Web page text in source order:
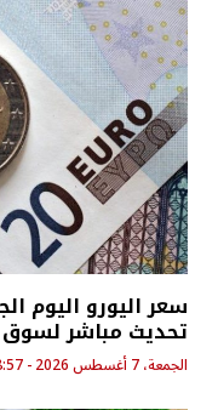
سعر اليورو اليوم
تحديث مباشر
الجمعة، 7 أغسطس 2026 - 8:57 ص